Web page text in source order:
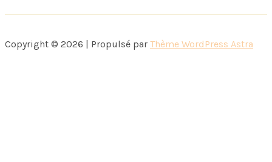
Copyright © 2026 | Propulsé par Thème WordPress Astra